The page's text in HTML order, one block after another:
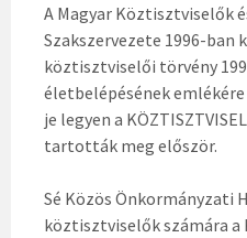
A Magyar Köztisztviselők
Szakszervezete 1996-ban
köztisztviselői törvény
életbelépésének
je legyen a
tartották meg először.
Sé Közös
köztisztviselők számára